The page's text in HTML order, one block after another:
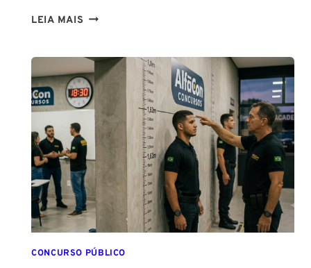
LEIA MAIS CONCURSOS
PMPE
2026:
ATÉ
FINAL
DESTE
ANO!
CONCURSO PÚBLICO